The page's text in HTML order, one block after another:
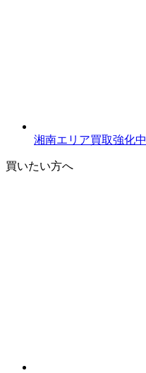
湘南エリア買取強化中
買いたい方へ